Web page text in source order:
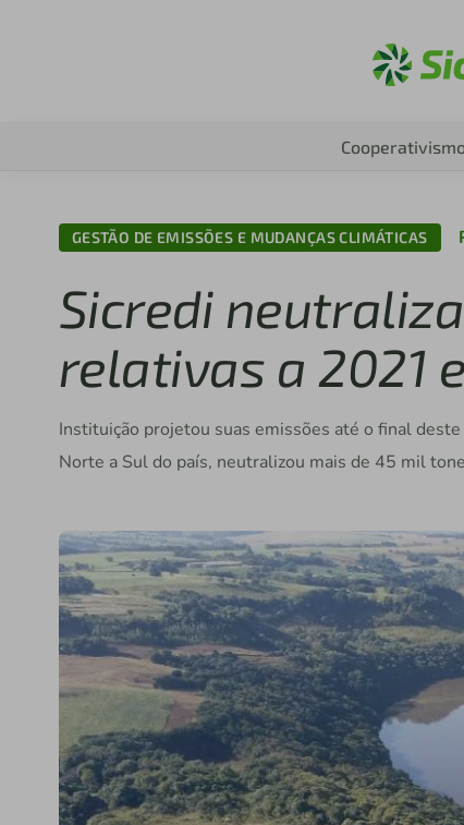
GESTÃO DE EMISSÕES E MUDANÇAS CLIMÁTICAS
Sicredi
relativas a 2021
Instituição projetou suas emissões até o final
Norte a Sul do país, neutralizou mais de 45 mil